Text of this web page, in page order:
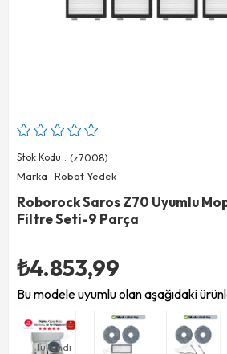
Stok Kodu
(z7008)
Marka : Robot Yedek
Roborock Saros Z70 Uyumlu
Filtre Seti-9 Parça
₺4.853,99
Bu modele uyumlu olan aşağıdaki
Tükendi